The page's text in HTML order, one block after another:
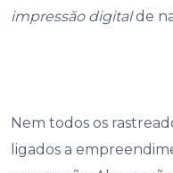
impressão digitalde
Nem todos os
ligados a